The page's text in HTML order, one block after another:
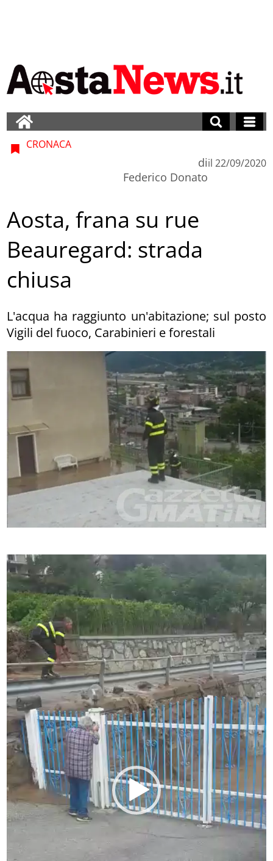
CRONACA
di
Federico Donato
il 22/09/2020
Aosta, frana su rue
Beauregard: strada
chiusa
L'acqua ha raggiunto un'abitazione; sul posto
Vigili del fuoco, Carabinieri e forestali
Video
Player